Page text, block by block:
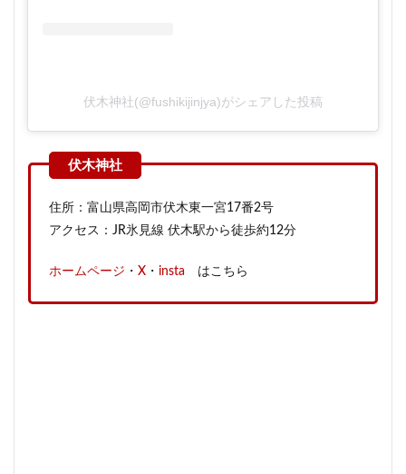
伏木神社(@fushikijinjya)がシェアした投稿
住所：富山県高岡市伏木東一宮17番2号
アクセス：JR氷見線 伏木駅から徒歩約12分
ホームページ ・ X ・ insta はこちら